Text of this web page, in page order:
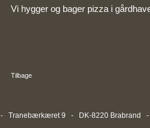
Vi hygger og bager pizza i
Tilbage
- Tranebærkæret 9 - DK-8220 Brabrand -